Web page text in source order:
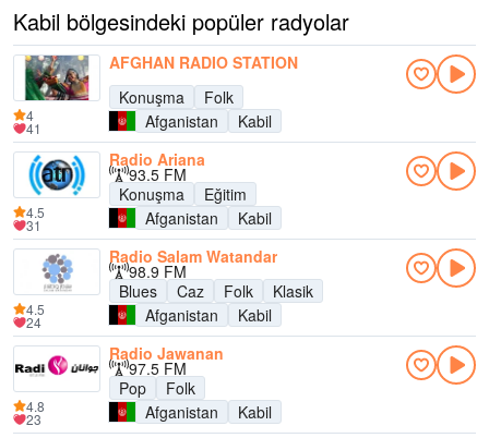
Kabil bölgesindeki popüler radyolar
AFGHAN RADIO STATION
Konuşma
Folk
Afganistan
Kabil
4
41
Radio Ariana
93.5 FM
Konuşma
Eğitim
Afganistan
Kabil
4.5
31
Radio Salam Watandar
98.9 FM
Blues
Caz Folk
Klasik
Afganistan
Kabil
4.5
24
Radio Jawanan
97.5 FM
Pop
Folk
Afganistan
Kabil
4.8
23